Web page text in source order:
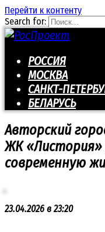
Перейти к контенту
Search for:
РОССИЯ
МОСКВА
САНКТ-
БЕЛАРУСЬ
Авторский
ЖК «Листория»
современную
23.04.2026 в 23:20